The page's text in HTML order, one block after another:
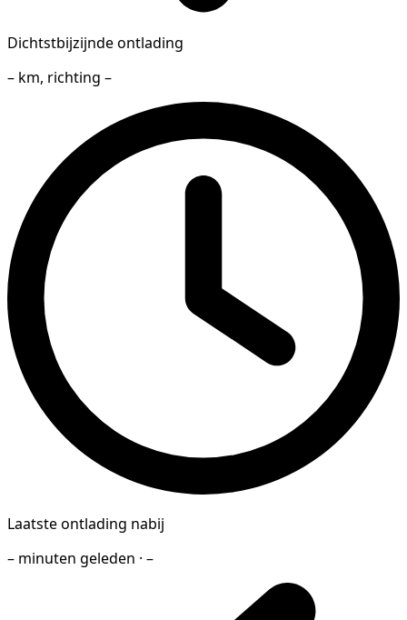
Dichtstbijzijnde ontlading
– km, richting –
Laatste ontlading nabij
– minuten geleden · –